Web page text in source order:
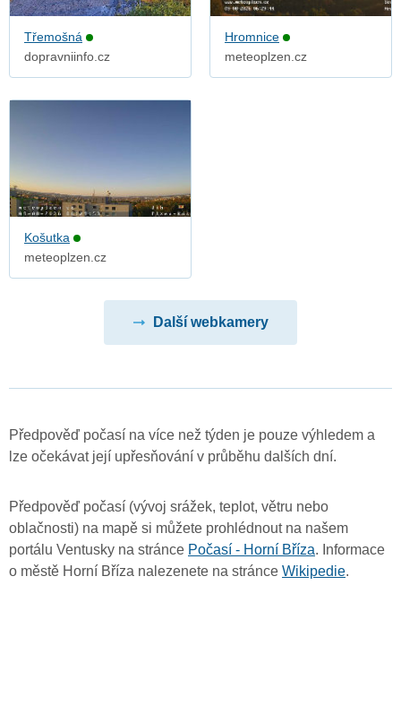
Třemošná
dopravniinfo.cz
Hromnice
meteoplzen.cz
Košutka
meteoplzen.cz
Další webkamery
Předpověď počasí na více než týden je pouze výhledem a
lze očekávat její upřesňování v průběhu dalších dní.
Předpověď počasí (vývoj srážek, teplot, větru nebo
oblačnosti) na mapě si můžete prohlédnout na našem
portálu Ventusky na stránce Počasí - Horní Bříza. Informace
o městě Horní Bříza nalezenete na stránce Wikipedie.